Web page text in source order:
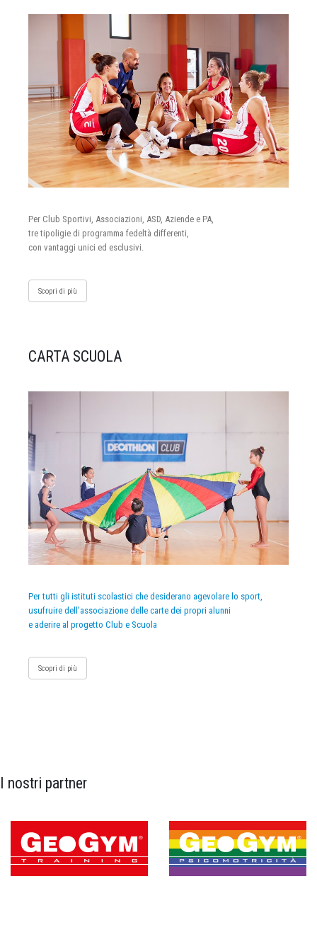
Per Club Sportivi, Associazioni, ASD, Aziende e PA,
tre tipoligie di programma fedeltà differenti,
con vantaggi unici ed esclusivi.
Scopri di più
CARTA SCUOLA
Per tutti gli istituti scolastici che desiderano agevolare lo sport,
usufruire dell’associazione delle carte dei propri alunni
e aderire al progetto Club e Scuola
Scopri di più
I nostri partner